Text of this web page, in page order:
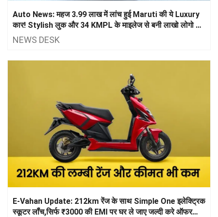
Auto News: महज 3.99 लाख में लांच हुई Maruti की ये Luxury
कार! Stylish लुक और 34 KMPL के माइलेज से बनी लाखो लोगो की
पहली पसंद
NEWS DESK
E-Vahan Update: 212km रेंज के साथ Simple One इलेक्ट्रिक
स्कूटर लॉंच,सिर्फ ₹3000 की EMI पर घर ले जाए जल्दी करे ऑफर